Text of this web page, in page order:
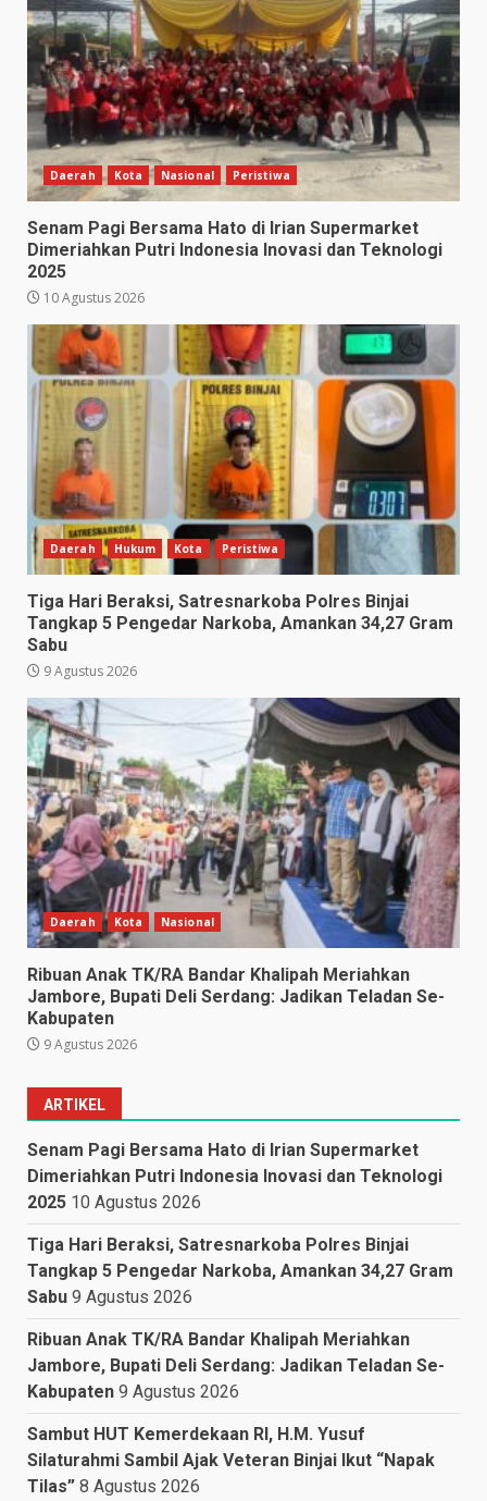
Daerah Kota Nasional Peristiwa
Senam Pagi Bersama Hato di Irian Supermarket
Dimeriahkan Putri Indonesia Inovasi dan Teknologi
2025
10 Agustus 2026
Daerah Hukum Kota Peristiwa
Tiga Hari Beraksi, Satresnarkoba Polres Binjai
Tangkap 5 Pengedar Narkoba, Amankan 34,27 Gram
Sabu
9 Agustus 2026
Daerah Kota Nasional
Ribuan Anak TK/RA Bandar Khalipah Meriahkan
Jambore, Bupati Deli Serdang: Jadikan Teladan Se-
Kabupaten
9 Agustus 2026
ARTIKEL
Senam Pagi Bersama Hato di Irian Supermarket
Dimeriahkan Putri Indonesia Inovasi dan Teknologi
2025 10 Agustus 2026
Tiga Hari Beraksi, Satresnarkoba Polres Binjai
Tangkap 5 Pengedar Narkoba, Amankan 34,27 Gram
Sabu 9 Agustus 2026
Ribuan Anak TK/RA Bandar Khalipah Meriahkan
Jambore, Bupati Deli Serdang: Jadikan Teladan Se-
Kabupaten 9 Agustus 2026
Sambut HUT Kemerdekaan RI, H.M. Yusuf
Silaturahmi Sambil Ajak Veteran Binjai Ikut “Napak
Tilas” 8 Agustus 2026